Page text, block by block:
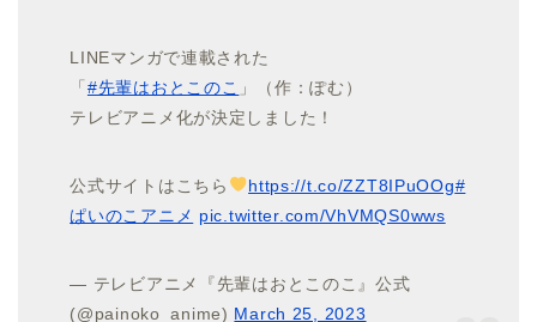
LINEマンガで連載された
「 #先輩はおとこのこ 」（作：ぽむ）
テレビアニメ化が決定しました！
公式サイトはこちら https://t.co/ZZT8IPuOOg#
ぱいのこアニメ pic.twitter.com/VhVMQS0wws
— テレビアニメ『先輩はおとこのこ』公式
(@painoko_anime) March 25, 2023